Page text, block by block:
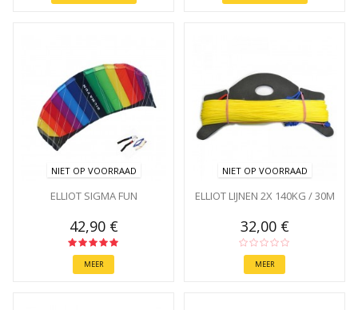
NIET OP VOORRAAD
ELLIOT SIGMA FUN
42,90 €
MEER
NIET OP VOORRAAD
ELLIOT LIJNEN 2X 140KG / 30M
32,00 €
MEER